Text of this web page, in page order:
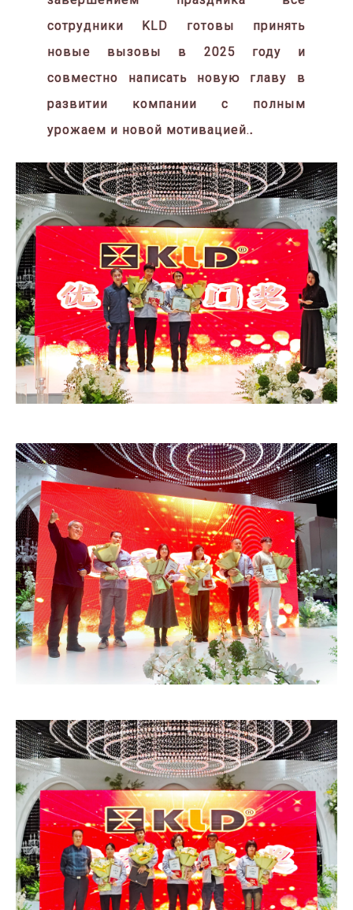
сотрудники KLD готовы принять
новые вызовы в 2025 году и
совместно написать новую главу в
развитии компании с полным
урожаем и новой мотивацией..